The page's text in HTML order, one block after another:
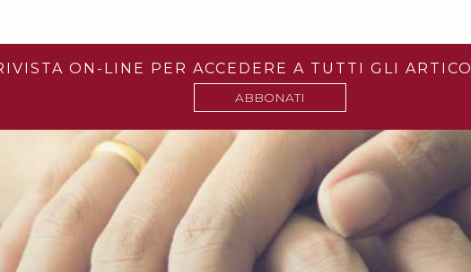
ON-LINE PER ACCEDERE A TUTTI GLI
ABBONATI